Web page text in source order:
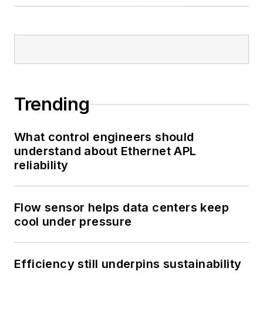
Trending
What control engineers should
understand about Ethernet APL
reliability
Flow sensor helps data centers keep
cool under pressure
Efficiency still underpins sustainability